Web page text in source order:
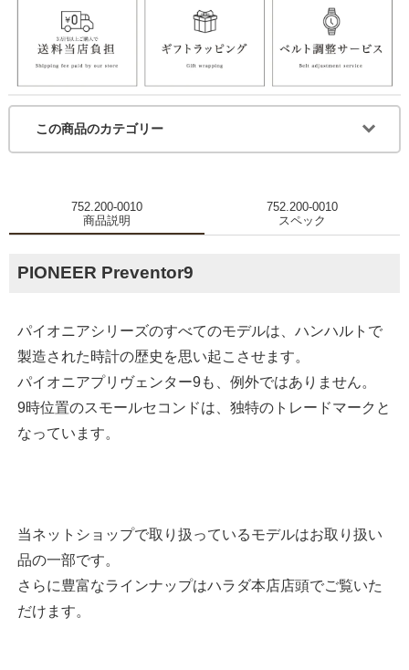
この商品のカテゴリー
752.200-0010
商品説明
752.200-0010
スペック
PIONEER Preventor9
パイオニアシリーズのすべてのモデルは、ハンハルトで
製造された時計の歴史を思い起こさせます。
パイオニアプリヴェンター9も、例外ではありません。
9時位置のスモールセコンドは、独特のトレードマークと
なっています。
当ネットショップで取り扱っているモデルはお取り扱い
品の一部です。
さらに豊富なラインナップはハラダ本店店頭でご覧いた
だけます。